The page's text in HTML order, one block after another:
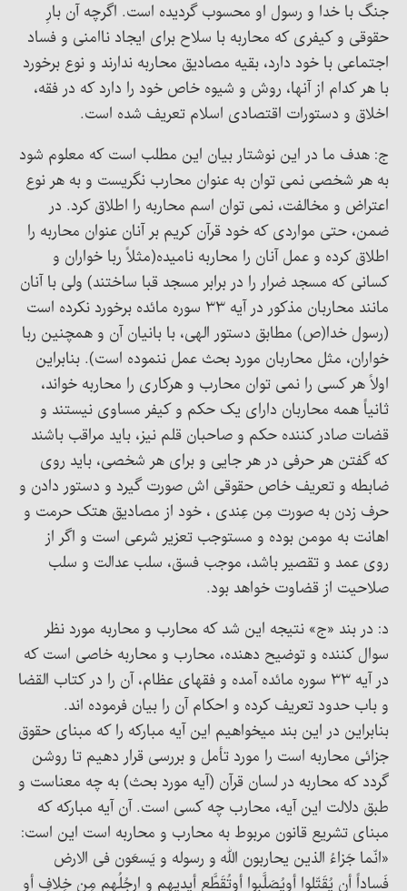
جنگ با خدا و رسول او محسوب گردیده است. اگرچه آن بارِ
حقوقی و کیفری که محاربه با سلاح برای ایجاد ناامنی و فساد
اجتماعی با خود دارد، بقیه مصادیق محاربه ندارند و نوع برخورد
با هر کدام از آنها، روش و شیوه خاص خود را دارد که در فقه،
اخلاق و دستورات اقتصادی اسلام تعریف شده است.
ج: هدف ما در این نوشتار بیان این مطلب است که معلوم شود
به هر شخصی نمی توان به عنوان محارب نگریست و به هر نوع
اعتراض و مخالفت، نمی توان اسم محاربه را اطلاق کرد. در
ضمن، حتی مواردی که خود قرآن کریم بر آنان عنوان محاربه را
اطلاق کرده و عمل آنان را محاربه نامیده(مثلاً ربا خواران و
کسانی که مسجد ضرار را در برابر مسجد قبا ساختند) ولی با آنان
مانند محاربان مذکور در آیه ۳۳ سوره مائده برخورد نکرده است
(رسول خدا(ص) مطابق دستور الهی، با بانیان آن و همچنین ربا
خواران، مثل محاربان مورد بحث عمل ننموده است). بنابراین
اولاً هر کسی را نمی توان محارب و هرکاری را محاربه خواند،
ثانیاً همه محاربان دارای یک حکم و کیفر مساوی نیستند و
قضات صادر کننده حکم و صاحبان قلم نیز، باید مراقب باشند
که گفتن هر حرفی در هر جایی و برای هر شخصی، باید روی
ضابطه و تعریف خاص حقوقی اش صورت گیرد و دستور دادن و
حرف زدن به صورت مِن عِندی ، خود از مصادیق هتک حرمت و
اهانت به مومن بوده و مستوجب تعزیر شرعی است و اگر از
روی عمد و تقصیر باشد، موجب فسق، سلب عدالت و سلب
صلاحیت از قضاوت خواهد بود.
د: در بند «ج» نتیجه این شد که محارب و محاربه مورد نظر
سوال کننده و توضیح دهنده، محارب و محاربه خاصی است که
در آیه ۳۳ سوره مائده آمده و فقهای عظام، آن را در کتاب القضا
و باب حدود تعریف کرده و احکام آن را بیان فرموده اند.
بنابراین در این بند میخواهیم این آیه مبارکه را که مبنای حقوق
جزائی محاربه است را مورد تأمل و بررسی قرار دهیم تا روشن
گردد که محاربه در لسان قرآن (آیه مورد بحث) به چه معناست و
طبق دلالت این آیه، محارب چه کسی است. آن آیه مبارکه که
مبنای تشریع قانون مربوط به محارب و محاربه است این است:
«انّما جَزاءُ الذین یحاربون الله و رسوله و یَسعَون فی الارض
فَساداً أن یُقَتّلوا أویُصَلَّبوا أوتُقَطَّع أیدیهم و ارجُلُهم مِن خِلافٍ أو